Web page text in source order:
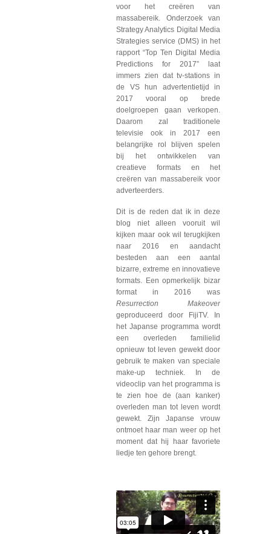
voor het creëren van
massabereik. Onderzoek van
Strategy Analytics Digital Media
Strategies service (DMS) in het
rapport “Top Ten Digital Media
Predictions for 2017” laat
immers zien dat tv-stations in
de VS hun advertentietijd in
2017 vooral op brede
doelgroepen gaan verkopen.
Daarom zal traditionele
televisie ook in 2017 een
belangrijke rol blijven spelen
bij het ontwikkelen van
creatieve formats en het
creëren van massabereik voor
adverteerders.
Dit is de reden dat ik in deze
blog niet alleen vooruit wil
kijken maar ook wil terugkijken
naar 2016 en aandacht
besteden aan een aantal
bizarre, extreme en innovatieve
formats. Een opmerkelijk bizar
format in 2016 was
Resurrection Makeover
geproduceerd door FijiTV. In
het Japanse programma wordt
een overleden familielid
opnieuw tot leven gewekt door
gebruik te maken van speciale
make-up techniek. In de
videoclip van het programma is
te zien hoe de (aan kanker)
overleden man tot leven wordt
gewekt. Zijn Japanse vrouw
ontmoet haar man weer op het
moment dat hij haar favoriete
liedje ten gehore brengt.